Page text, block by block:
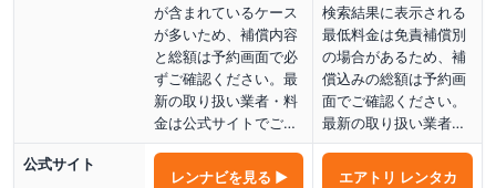
が含まれているケース
が多いため、補償内容
と総額は予約画面で必
ずご確認ください。最
新の取り扱い業者・料
金は公式サイトでご…
検索結果に表示される
最低料金は免責補償別
の場合があるため、補
償込みの総額は予約画
面でご確認ください。
最新の取り扱い業者…
公式サイト
レンナビを見る ▶
エアトリ レンタカ